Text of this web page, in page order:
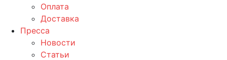
Оплата
Доставка
Пресса
Новости
Статьи